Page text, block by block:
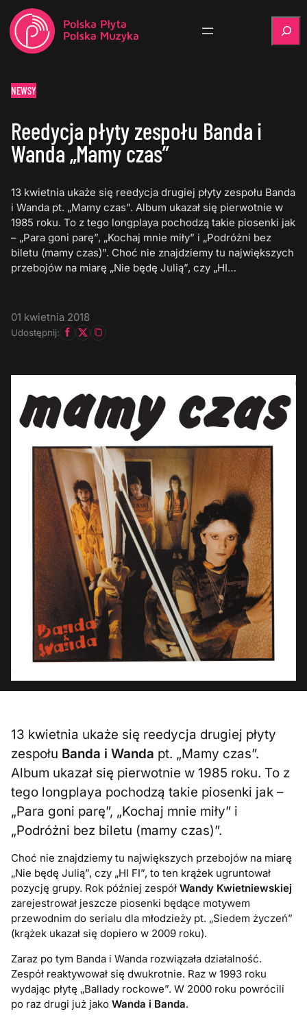
NEWSY
Reedycja płyty zespołu Banda i
Wanda „Mamy czas”
13 kwietnia ukaże się reedycja drugiej płyty zespołu Banda
i Wanda pt. „Mamy czas”. Album ukazał się pierwotnie w
1985 roku. To z tego longplaya pochodzą takie piosenki jak
– „Para goni parę”, „Kochaj mnie miły” i „Podróżni bez
biletu (mamy czas)”. Choć nie znajdziemy tu największych
przebojów na miarę „Nie będę Julią”, czy „HI…
01 kwietnia 2018
Udostępnij:
13 kwietnia ukaże się reedycja drugiej płyty
zespołu Banda i Wanda pt. „Mamy czas”.
Album ukazał się pierwotnie w 1985 roku. To z
tego longplaya pochodzą takie piosenki jak –
„Para goni parę”, „Kochaj mnie miły” i
„Podróżni bez biletu (mamy czas)”.
Choć nie znajdziemy tu największych przebojów na miarę
„Nie będę Julią”, czy „HI FI”, to ten krążek ugruntował
pozycję grupy. Rok później zespółWandy Kwietniewskiej
zarejestrował jeszcze piosenki będące motywem
przewodnim do serialu dla młodzieży pt. „Siedem życzeń”
(krążek ukazał się dopiero w 2009 roku).
Zaraz po tym Banda i Wanda rozwiązała działalność.
Zespół reaktywował się dwukrotnie. Raz w 1993 roku
wydając płytę „Ballady rockowe”. W 2000 roku powrócili
po raz drugi już jakoWanda i Banda.